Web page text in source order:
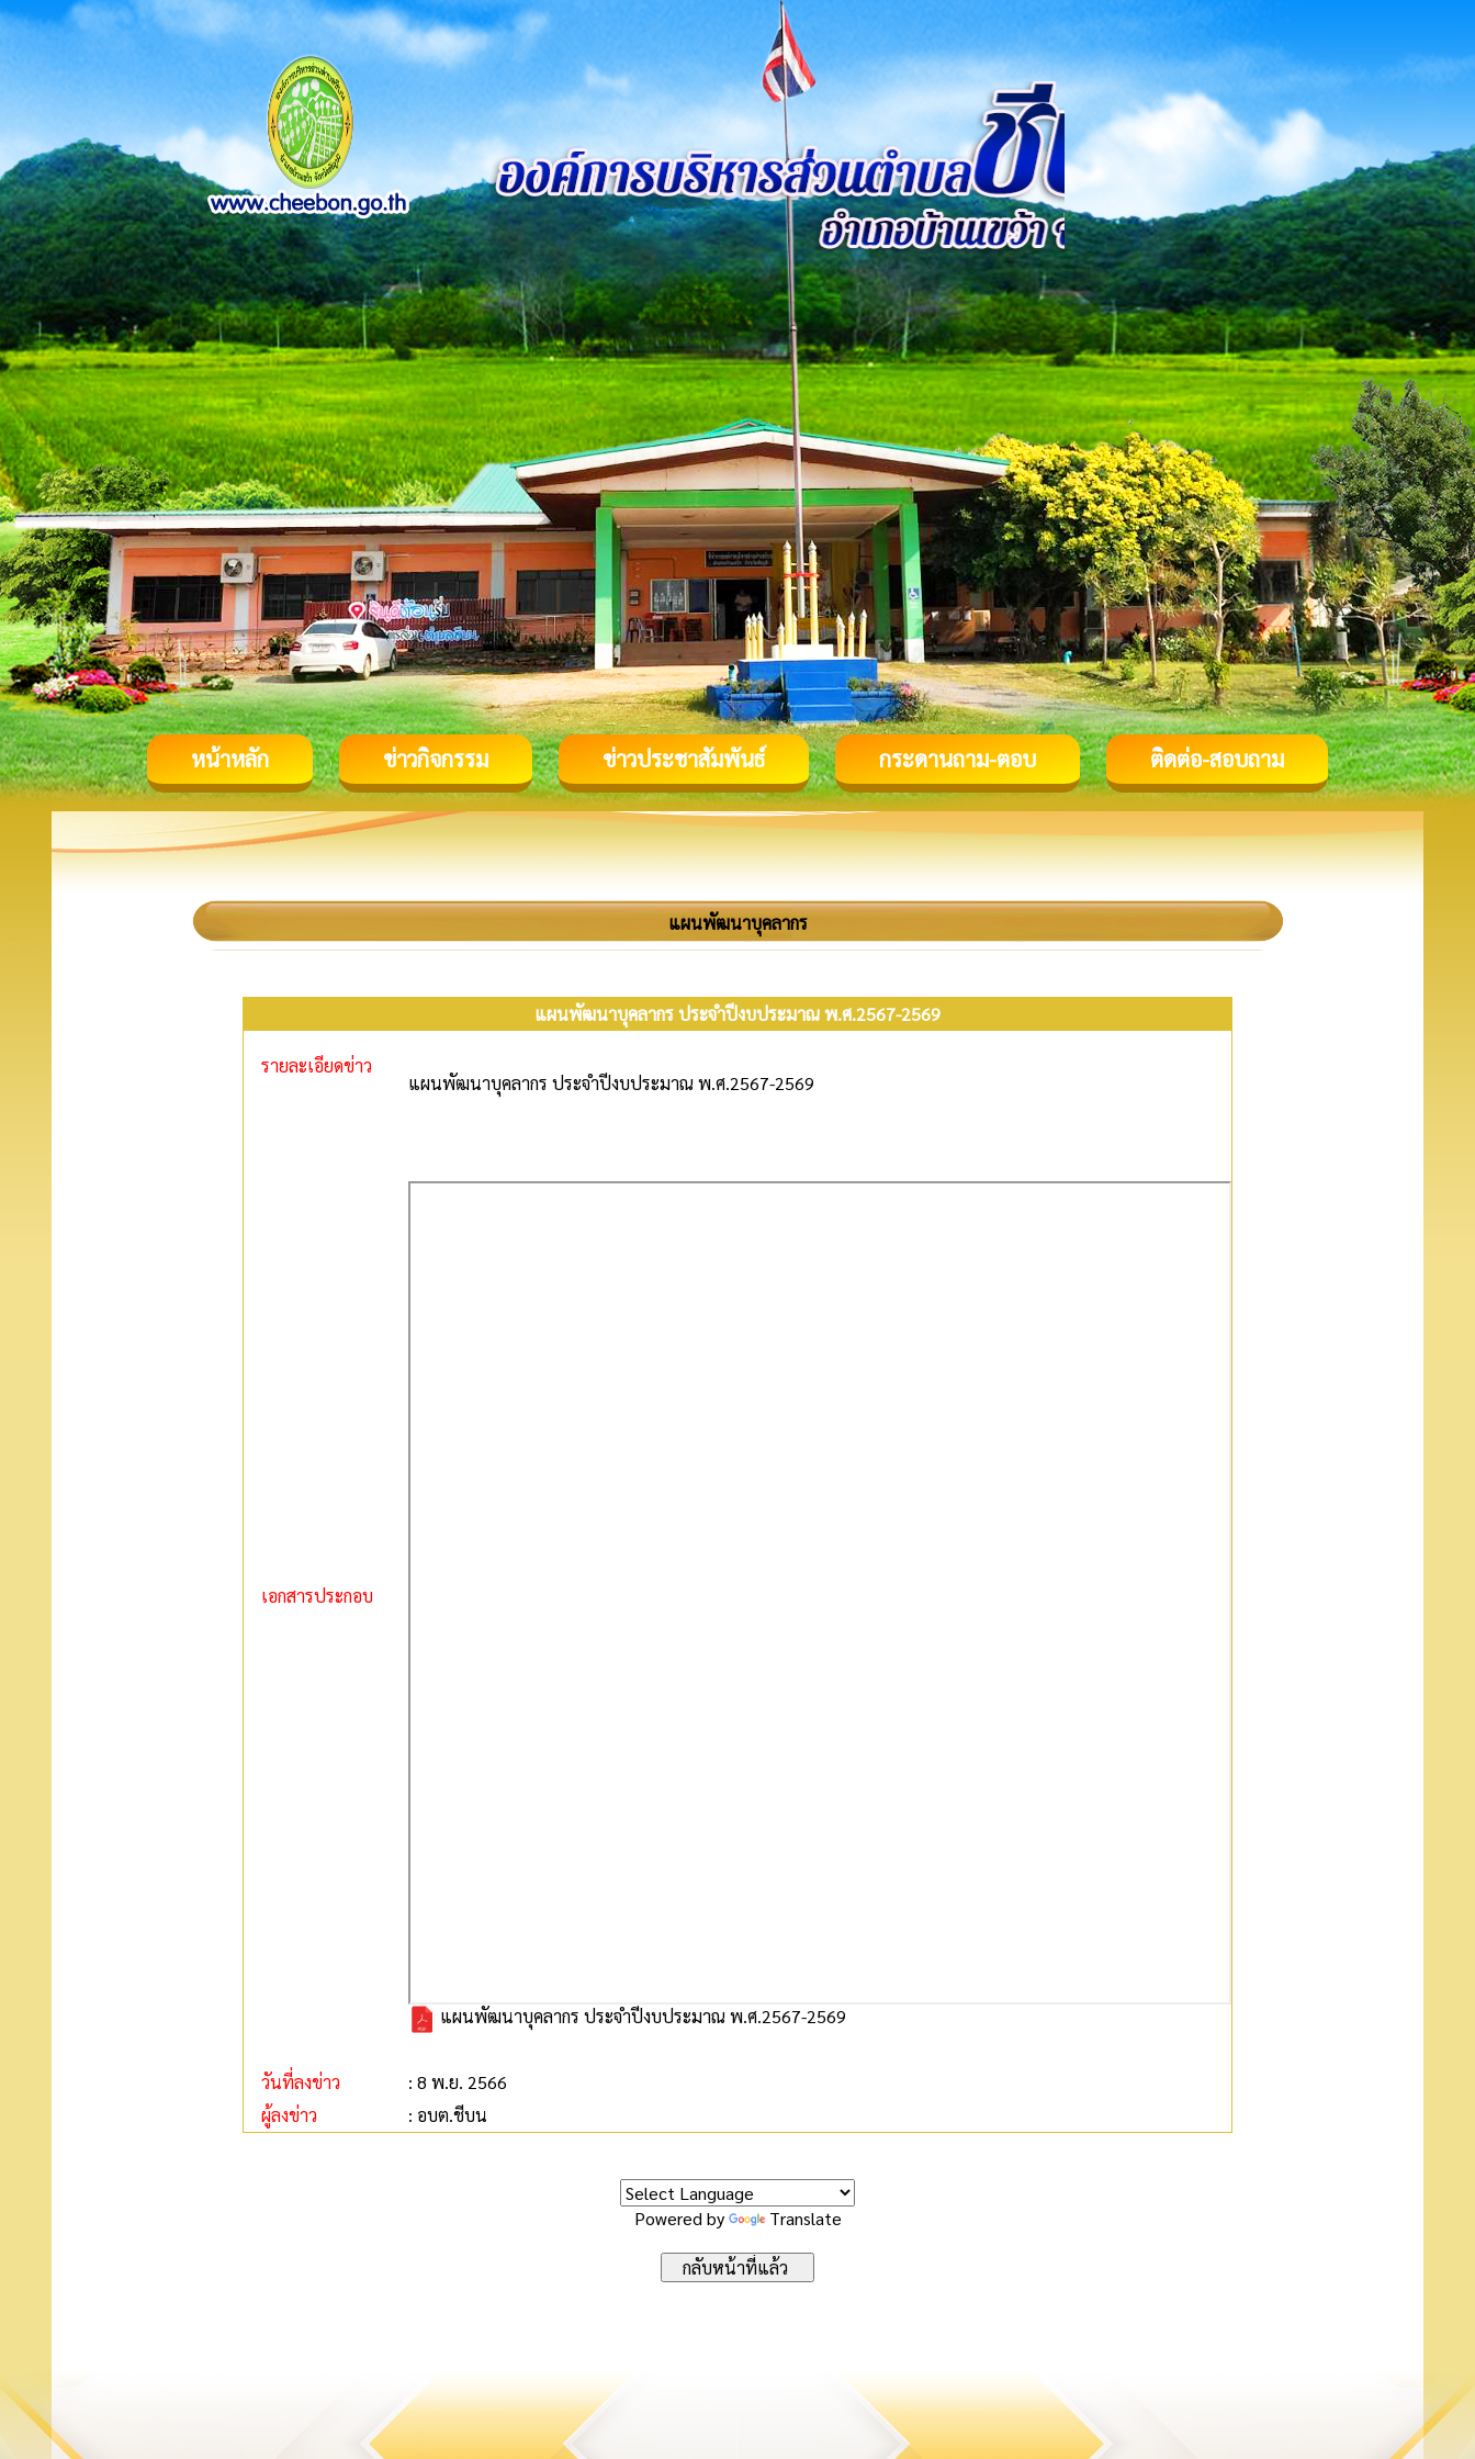
หน้าหลัก ข่าวกิจกรรม ข่าวประชาสัมพันธ์ กระดานถาม-ตอบ ติดต่อ-สอบถาม
แผนพัฒนาบุคลากร
แผนพัฒนาบุคลากร ประจำปีงบประมาณ พ.ศ.2567-2569
รายละเอียดข่าว
แผนพัฒนาบุคลากร ประจำปีงบประมาณ พ.ศ.2567-2569
เอกสารประกอบ
แผนพัฒนาบุคลากร ประจำปีงบประมาณ พ.ศ.2567-2569
วันที่ลงข่าว
: 8 พ.ย. 2566
ผู้ลงข่าว
: อบต.ชีบน
Powered by Translate